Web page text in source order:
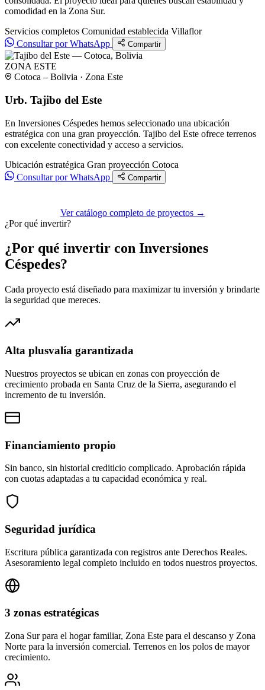
comodidad en la Zona Sur.
Servicios completos Comunidad establecida Villaflor
Consultar por WhatsApp
Compartir
ZONA ESTE
Cotoca – Bolivia · Zona Este
Urb. Tajibo del Este
En Inversiones Céspedes hemos seleccionado una ubicación
estratégica con una gran proyección. Tajibo del Este ofrece terrenos
con excelente conectividad y acceso a servicios.
Ubicación estratégica Gran proyección Cotoca
Consultar por WhatsApp
Compartir
Ver catálogo completo de proyectos →
¿Por qué invertir?
¿Por qué invertir con Inversiones
Céspedes?
Cada proyecto está diseñado para maximizar tu inversión y brindarte
la seguridad que mereces.
Alta plusvalía garantizada
Nuestros proyectos se ubican en zonas con proyección de
crecimiento probada en Santa Cruz de la Sierra, asegurando el
incremento de tu inversión.
Financiamiento propio
Sin banco, sin historial crediticio complicado. Aprobación rápida
con cuotas adaptadas a tu capacidad económica y real.
Seguridad jurídica
Escritura pública garantizada con registros ante Derechos Reales.
Asesoramiento legal completo incluido en todos nuestros proyectos.
3 zonas estratégicas
Zona Sur para el hogar familiar, Zona Este para el descanso y Zona
Norte para la inversión comercial. Terrenos en los polos de mayor
crecimiento.